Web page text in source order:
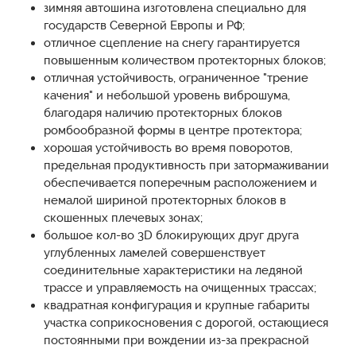
зимняя автошина изготовлена специально для
государств Северной Европы и РФ;
отличное сцепление на снегу гарантируется
повышенным количеством протекторных блоков;
отличная устойчивость, ограниченное "трение
качения" и небольшой уровень виброшума,
благодаря наличию протекторных блоков
ромбообразной формы в центре протектора;
хорошая устойчивость во время поворотов,
предельная продуктивность при затормаживании
обеспечивается поперечным расположением и
немалой шириной протекторных блоков в
скошенных плечевых зонах;
большое кол-во 3D блокирующих друг друга
углубленных ламелей совершенствует
соединительные характеристики на ледяной
трассе и управляемость на очищенных трассах;
квадратная конфигурация и крупные габариты
участка соприкосновения с дорогой, остающиеся
постоянными при вождении из-за прекрасной